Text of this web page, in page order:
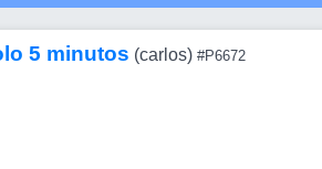
5 minutos (carlos) #P6672